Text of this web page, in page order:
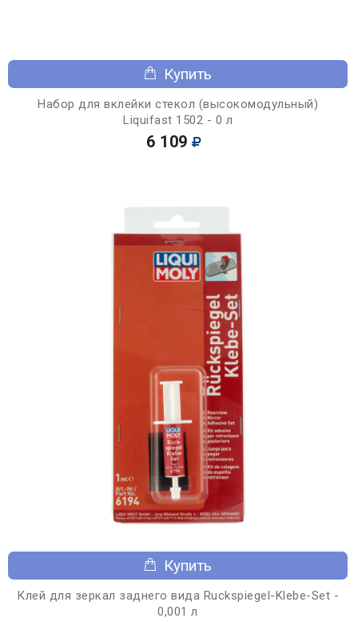
Купить
Набор для вклейки стекол (высокомодульный)
Liquifast 1502 - 0 л
6 109
Купить
Клей для зеркал заднего вида Ruckspiegel-Klebe-Set -
0,001 л